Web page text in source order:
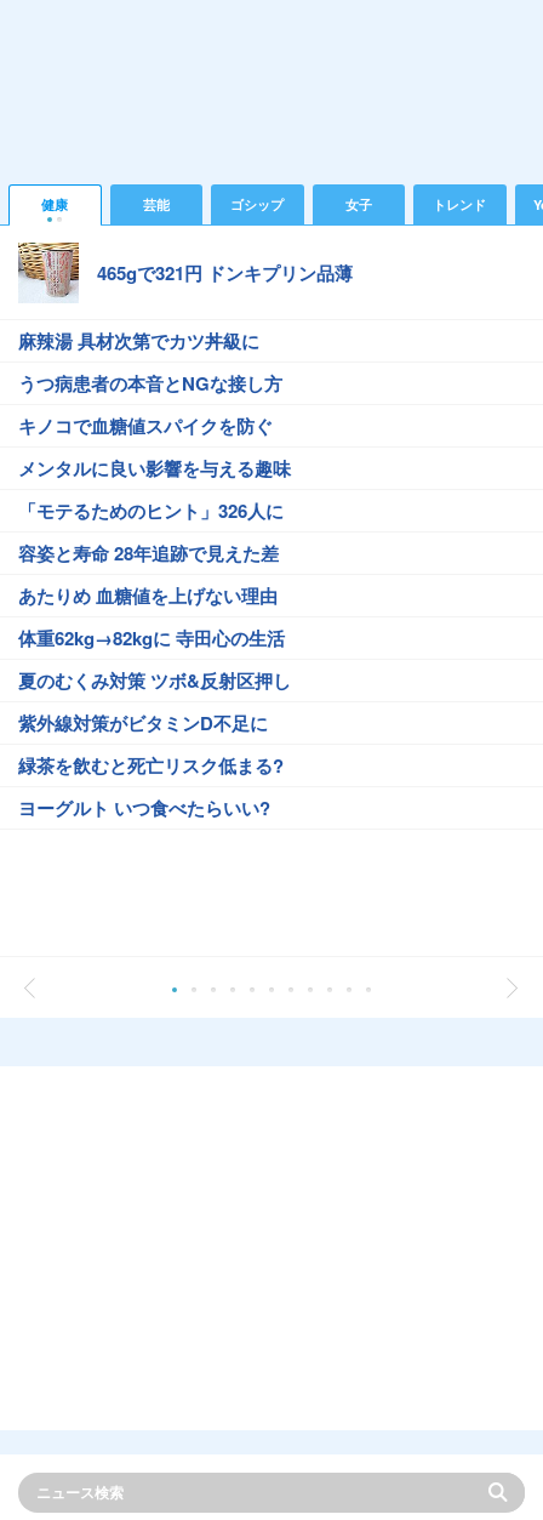
健康 芸能 ゴシップ 女子 トレンド
465gで321円 ドンキプリン品薄
麻辣湯 具材次第でカツ丼級に
うつ病患者の本音とNGな接し方
キノコで血糖値スパイクを防ぐ
メンタルに良い影響を与える趣味
「モテるためのヒント」326人に
容姿と寿命 28年追跡で見えた差
あたりめ 血糖値を上げない理由
体重62kg→82kgに 寺田心の生活
夏のむくみ対策 ツボ&反射区押し
紫外線対策がビタミンD不足に
緑茶を飲むと死亡リスク低まる?
ヨーグルト いつ食べたらいい?